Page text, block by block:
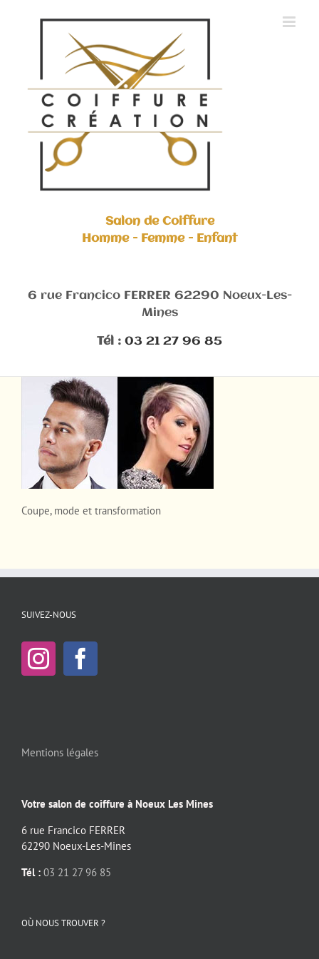
Salon de Coiffure
Homme - Femme - Enfant
6 rue Francico FERRER 62290 Noeux-Les-
Mines
Tél : 03 21 27 96 85
Coupe, mode et transformation
SUIVEZ-NOUS
Mentions légales
Votre salon de coiffure à Noeux Les Mines
6 rue Francico FERRER
62290 Noeux-Les-Mines
Tél : 03 21 27 96 85
OÙ NOUS TROUVER ?